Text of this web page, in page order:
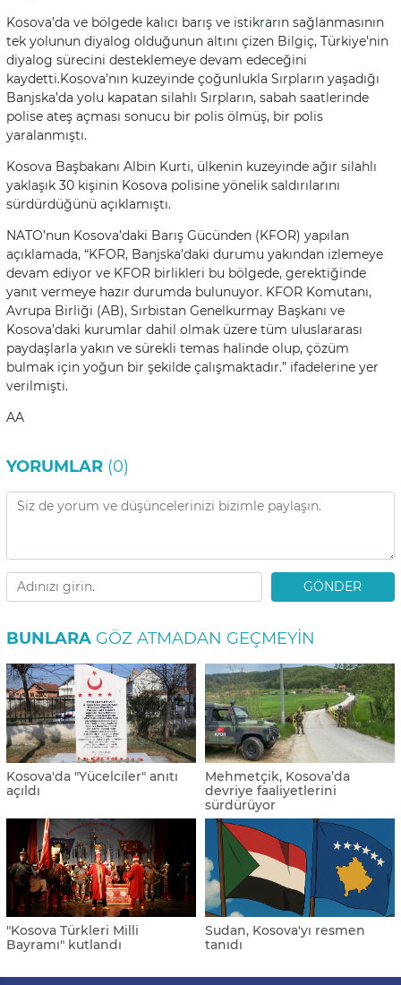
Kosova’da ve bölgede kalıcı barış ve istikrarın sağlanmasının
tek yolunun diyalog olduğunun altını çizen Bilgiç, Türkiye’nin
diyalog sürecini desteklemeye devam edeceğini
kaydetti.Kosova’nın kuzeyinde çoğunlukla Sırpların yaşadığı
Banjska’da yolu kapatan silahlı Sırpların, sabah saatlerinde
polise ateş açması sonucu bir polis ölmüş, bir polis
yaralanmıştı.
Kosova Başbakanı Albin Kurti, ülkenin kuzeyinde ağır silahlı
yaklaşık 30 kişinin Kosova polisine yönelik saldırılarını
sürdürdüğünü açıklamıştı.
NATO’nun Kosova’daki Barış Gücünden (KFOR) yapılan
açıklamada, “KFOR, Banjska’daki durumu yakından izlemeye
devam ediyor ve KFOR birlikleri bu bölgede, gerektiğinde
yanıt vermeye hazır durumda bulunuyor. KFOR Komutanı,
Avrupa Birliği (AB), Sırbistan Genelkurmay Başkanı ve
Kosova’daki kurumlar dahil olmak üzere tüm uluslararası
paydaşlarla yakın ve sürekli temas halinde olup, çözüm
bulmak için yoğun bir şekilde çalışmaktadır.” ifadelerine yer
verilmişti.
AA
YORUMLAR (0)
GÖNDER
BUNLARA GÖZ ATMADAN GEÇMEYIN
Kosova'da "Yücelciler" anıtı
açıldı
Mehmetçik, Kosova’da
devriye faaliyetlerini
sürdürüyor
"Kosova Türkleri Milli
Bayramı" kutlandı
Sudan, Kosova'yı resmen
tanıdı